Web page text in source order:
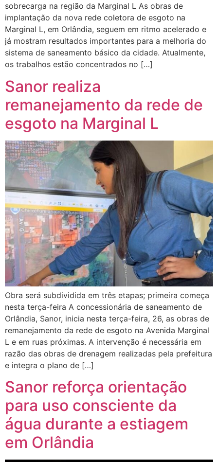
sobrecarga na região da Marginal L As obras de
implantação da nova rede coletora de esgoto na
Marginal L, em Orlândia, seguem em ritmo acelerado e
já mostram resultados importantes para a melhoria do
sistema de saneamento básico da cidade. Atualmente,
os trabalhos estão concentrados no […]
Sanor realiza
remanejamento da rede de
esgoto na Marginal L
Obra será subdividida em três etapas; primeira começa
nesta terça-feira A concessionária de saneamento de
Orlândia, Sanor, inicia nesta terça-feira, 26, as obras de
remanejamento da rede de esgoto na Avenida Marginal
L e em ruas próximas. A intervenção é necessária em
razão das obras de drenagem realizadas pela prefeitura
e integra o plano de […]
Sanor reforça orientação
para uso consciente da
água durante a estiagem
em Orlândia